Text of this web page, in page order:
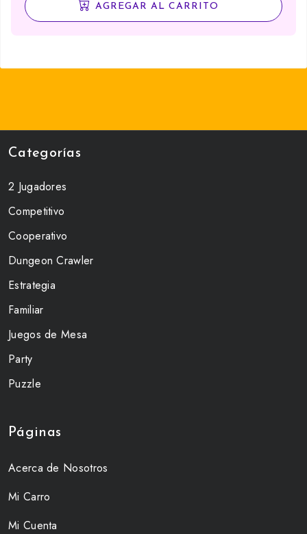
AGREGAR AL CARRITO
Categorías
2 Jugadores
Competitivo
Cooperativo
Dungeon Crawler
Estrategia
Familiar
Juegos de Mesa
Party
Puzzle
Páginas
Acerca de Nosotros
Mi Carro
Mi Cuenta